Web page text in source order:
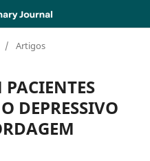
/ Artigos
DEPRESSIVO